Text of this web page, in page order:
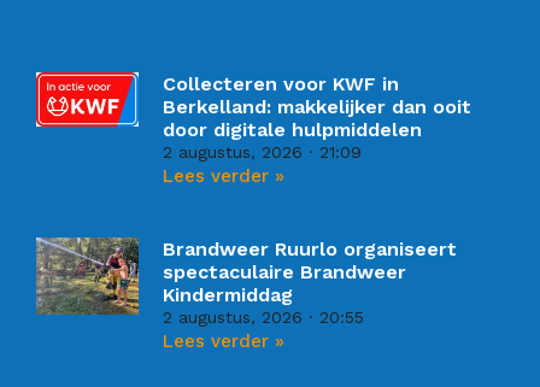
Collecteren voor KWF in
Berkelland: makkelijker dan ooit
door digitale hulpmiddelen
2 augustus, 2026 21:09
Lees verder »
Brandweer Ruurlo organiseert
spectaculaire Brandweer
Kindermiddag
2 augustus, 2026 20:55
Lees verder »